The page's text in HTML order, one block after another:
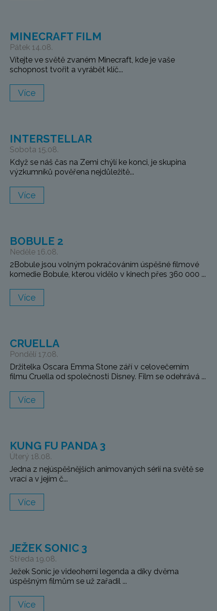
MINECRAFT FILM
Pátek 14.08.
Vítejte ve světě zvaném Minecraft, kde je vaše
schopnost tvořit a vyrábět klíč...
Více
INTERSTELLAR
Sobota 15.08.
Když se náš čas na Zemi chýlí ke konci, je skupina
výzkumníků pověřena nejdůležitě...
Více
BOBULE 2
Neděle 16.08.
2Bobule jsou volným pokračováním úspěšné filmové
komedie Bobule, kterou vidělo v kinech přes 360 000 ...
Více
CRUELLA
Pondělí 17.08.
Držitelka Oscara Emma Stone září v celovečerním
filmu Cruella od společnosti Disney. Film se odehrává ...
Více
KUNG FU PANDA 3
Úterý 18.08.
Jedna z nejúspěšnějších animovaných sérií na světě se
vrací a v jejím č...
Více
JEŽEK SONIC 3
Středa 19.08.
Ježek Sonic je videoherní legenda a díky dvěma
úspěšným filmům se už zařadil ...
Více